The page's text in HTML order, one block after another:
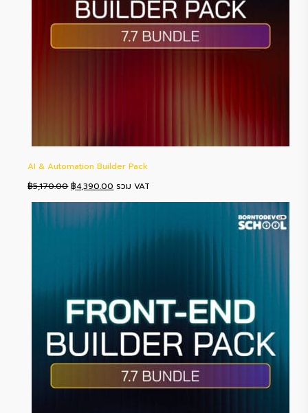
AI & Automation Builder Pack
฿5,170.00 Original
price
was:
฿4,390.00 Current
price
รวม VAT